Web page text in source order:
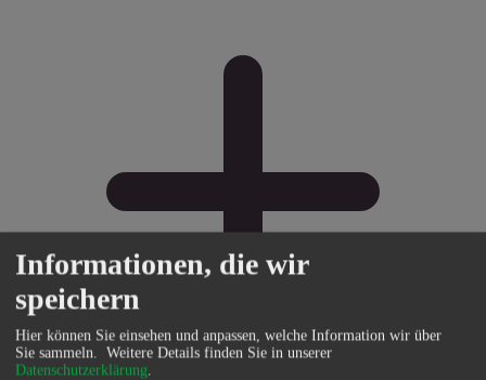
Informationen, die wir
speichern
Hier können Sie einsehen und anpassen, welche Information wir über
Sie sammeln. Weitere Details finden Sie in unserer
Datenschutzerklärung.